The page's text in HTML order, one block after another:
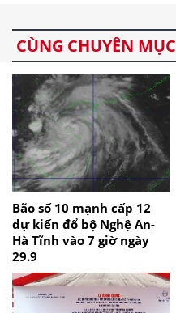
CÙNG CHUYÊN MỤC
Bão số 10 mạnh cấp 12
dự kiến đổ bộ Nghệ An-
Hà Tĩnh vào 7 giờ ngày
29.9